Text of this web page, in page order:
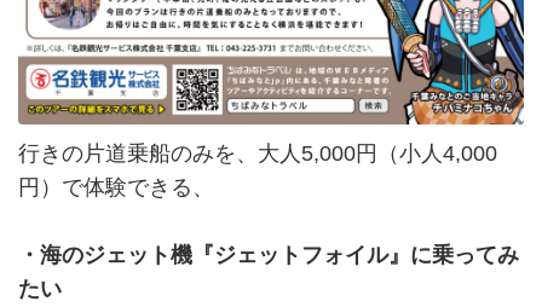
行きの片道乗船のみを、大人5,000円（小人4,000
円）で体験できる、
・海のジェット機『ジェットフォイル』に乗ってみ
たい